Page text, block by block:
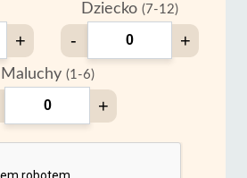
+
Dziecko (7-12)
- +
Maluchy (1-6)
+